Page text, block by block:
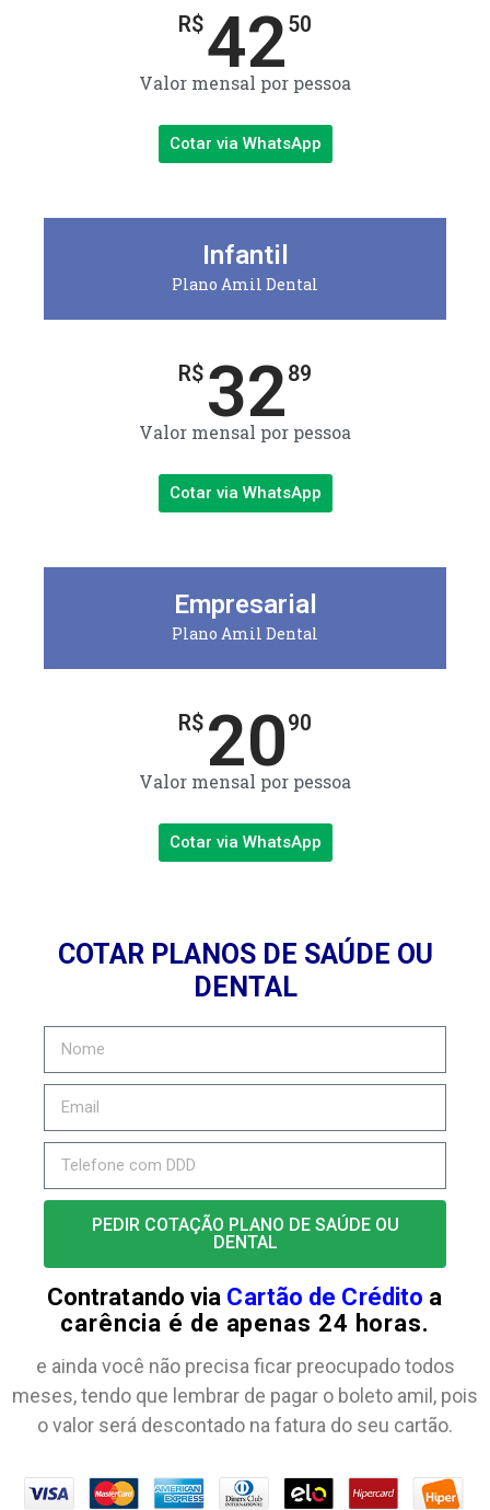
R$4250
Valor mensal por pessoa
Cotar via WhatsApp
Infantil
Plano Amil Dental
R$ 3289
Valor mensal por pessoa
Cotar via WhatsApp
Empresarial
Plano Amil Dental
R$ 2090
Valor mensal por pessoa
Cotar via WhatsApp
COTAR PLANOS DE SAÚDE OU
DENTAL
PEDIR COTAÇÃO PLANO DE SAÚDE OU
DENTAL
Contratando via Cartão de Crédito a
carência é de apenas 24 horas.
e ainda você não precisa ficar preocupado todos
meses, tendo que lembrar de pagar o boleto amil, pois
o valor será descontado na fatura do seu cartão.